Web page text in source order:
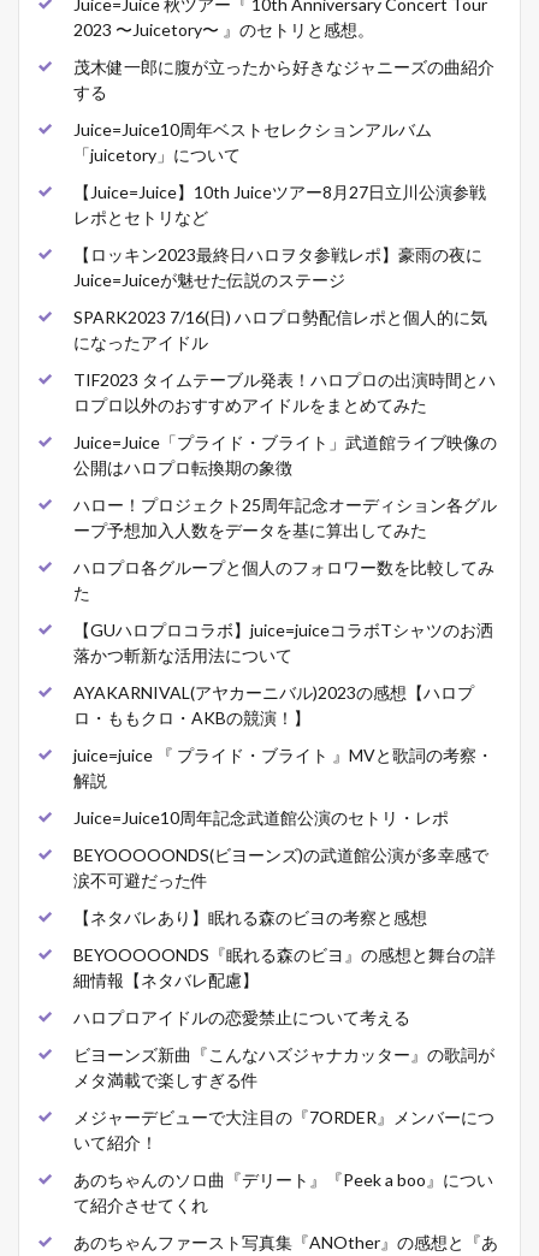
Juice=Juice 秋ツアー『 10th Anniversary Concert Tour
2023 〜Juicetory〜 』のセトリと感想。
茂木健一郎に腹が立ったから好きなジャニーズの曲紹介
する
Juice=Juice10周年ベストセレクションアルバム
「juicetory」について
【Juice=Juice】10th Juiceツアー8月27日立川公演参戦
レポとセトリなど
【ロッキン2023最終日ハロヲタ参戦レポ】豪雨の夜に
Juice=Juiceが魅せた伝説のステージ
SPARK2023 7/16(日) ハロプロ勢配信レポと個人的に気
になったアイドル
TIF2023 タイムテーブル発表！ハロプロの出演時間とハ
ロプロ以外のおすすめアイドルをまとめてみた
Juice=Juice「プライド・ブライト」武道館ライブ映像の
公開はハロプロ転換期の象徴
ハロー！プロジェクト25周年記念オーディション各グル
ープ予想加入人数をデータを基に算出してみた
ハロプロ各グループと個人のフォロワー数を比較してみ
た
【GUハロプロコラボ】juice=juiceコラボTシャツのお洒
落かつ斬新な活用法について
AYAKARNIVAL(アヤカーニバル)2023の感想【ハロプ
ロ・ももクロ・AKBの競演！】
juice=juice 『 プライド・ブライト 』MVと歌詞の考察・
解説
Juice=Juice10周年記念武道館公演のセトリ・レポ
BEYOOOOONDS(ビヨーンズ)の武道館公演が多幸感で
涙不可避だった件
【ネタバレあり】眠れる森のビヨの考察と感想
BEYOOOOONDS『眠れる森のビヨ』の感想と舞台の詳
細情報【ネタバレ配慮】
ハロプロアイドルの恋愛禁止について考える
ビヨーンズ新曲『こんなハズジャナカッター』の歌詞が
メタ満載で楽しすぎる件
メジャーデビューで大注目の『7ORDER』メンバーにつ
いて紹介！
あのちゃんのソロ曲『デリート』『Peek a boo』につい
て紹介させてくれ
あのちゃんファースト写真集『ANOther』の感想と『あ